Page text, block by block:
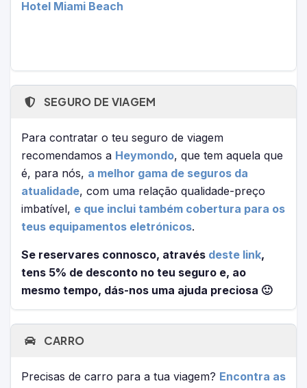
Hotel Miami Beach
SEGURO DE VIAGEM
Para contratar o teu seguro de viagem
recomendamos a Heymondo, que tem aquela que
é, para nós, a melhor gama de seguros da
atualidade, com uma relação qualidade-preço
imbatível, e que inclui também cobertura para os
teus equipamentos eletrónicos.
Se reservares connosco, através deste link,
tens 5% de desconto no teu seguro e, ao
mesmo tempo, dás-nos uma ajuda preciosa 🙂
CARRO
Precisas de carro para a tua viagem? Encontra as